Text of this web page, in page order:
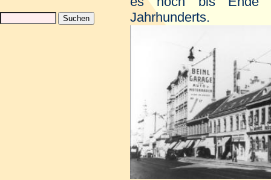
Jahrhunderts.